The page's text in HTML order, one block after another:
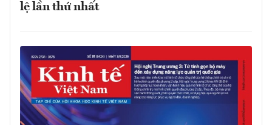
lệ lần thứ nhất